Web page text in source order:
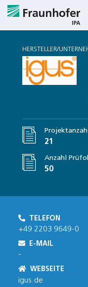
HERSTELLER/
Projektanzahl
21
Anzahl
50
TELEFON
+49 2203 9649-0
E-MAIL
-
WEBSEITE
igus.de